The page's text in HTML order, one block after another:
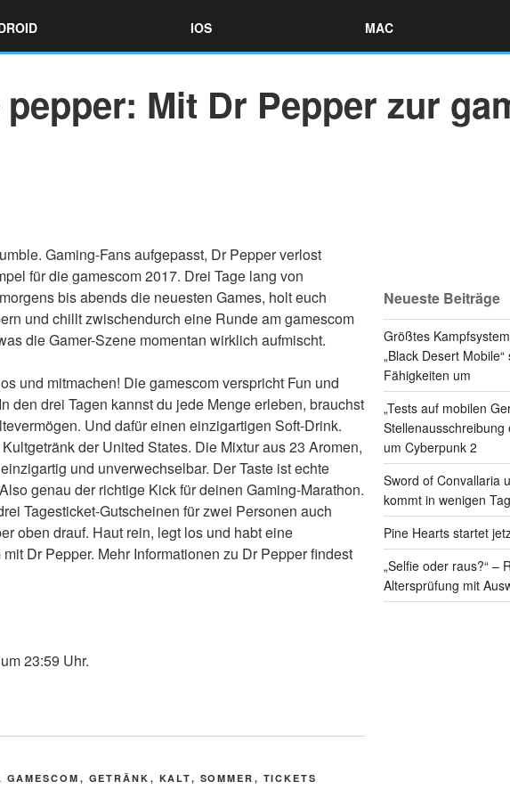
IOS MAC
Mit Dr Pepper zur
Gaming-Fans aufgepasst, Dr Pepper verlost
für die gamescom 2017. Drei Tage lang von
bis abends die neuesten Games, holt euch
und chillt zwischendurch eine Runde am gamescom
die Gamer-Szene momentan wirklich aufmischt.
und mitmachen! Die gamescom verspricht Fun und
den drei Tagen kannst du jede Menge erleben, brauchst
Und dafür einen einzigartigen Soft-Drink.
der United States. Die Mixtur aus 23 Aromen,
und unverwechselbar. Der Taste ist echte
genau der richtige Kick für deinen Gaming-Marathon.
Tagesticket-Gutscheinen für zwei Personen auch
oben drauf. Haut rein, legt los und habt eine
Dr Pepper. Mehr Informationen zu Dr Pepper findest
23:59 Uhr.
GAMESCOM , GETRÄNK , KALT, SOMMER , TICKETS
Neueste Beiträge
Größtes
„Black Desert
Fähigkeiten um
„Tests auf mobilen
um Cyberpunk 2
Sword of Convallaria
kommt in wenigen
Pine Hearts startet
„Selfie oder raus?“ –
Altersprüfung mit